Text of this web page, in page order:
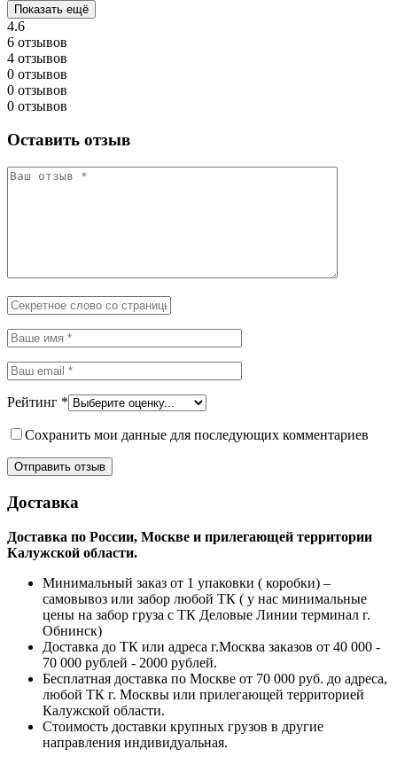
Показать ещё
4.6
6 отзывов
4 отзывов
0 отзывов
0 отзывов
0 отзывов
Оставить отзыв
Рейтинг *
Сохранить мои данные для последующих комментариев
Доставка
Доставка по России, Москве и прилегающей территории
Калужской области.
Минимальный заказ от 1 упаковки ( коробки) –
самовывоз или забор любой ТК ( у нас минимальные
цены на забор груза с ТК Деловые Линии терминал г.
Обнинск)
Доставка до ТК или адреса г.Москва заказов от 40 000 -
70 000 рублей - 2000 рублей.
Бесплатная доставка по Москве от 70 000 руб. до адреса,
любой ТК г. Москвы или прилегающей территорией
Калужской области.
Стоимость доставки крупных грузов в другие
направления индивидуальная.